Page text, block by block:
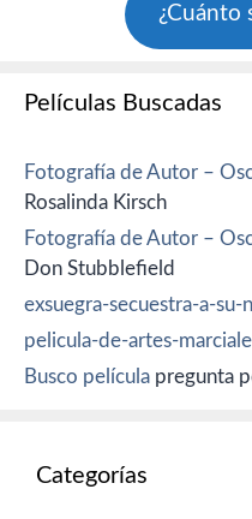
¿Cuánto
Películas Buscadas
Fotografía de Autor –
Rosalinda Kirsch
Fotografía de Autor –
Don Stubblefield
exsuegra-secuestra-a-su-
pelicula-de-artes-
Busco película pregunta
Categorías